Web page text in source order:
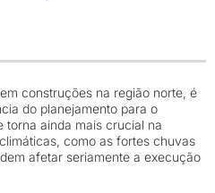
construções na região norte, é
do planejamento para o
torna ainda mais crucial na
como as fortes chuvas
afetar seriamente a execução